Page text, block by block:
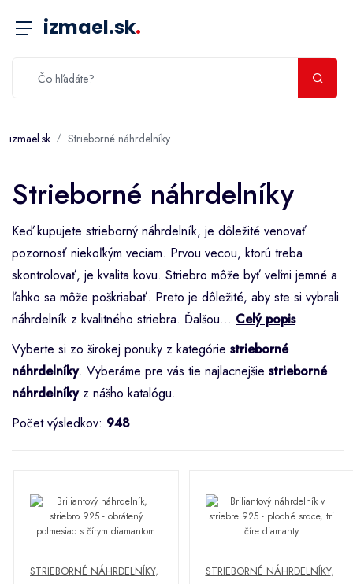
izmael.sk.
izmael.sk Strieborné náhrdelníky
Strieborné náhrdelníky
Keď kupujete strieborný náhrdelník, je dôležité venovať
pozornosť niekoľkým veciam. Prvou vecou, ktorú treba
skontrolovať, je kvalita kovu. Striebro môže byť veľmi jemné a
ľahko sa môže poškriabať. Preto je dôležité, aby ste si vybrali
náhrdelník z kvalitného striebra. Ďalšou... Celý popis
Vyberte si zo širokej ponuky z kategórie strieborné
náhrdelníky. Vyberáme pre vás tie najlacnejšie strieborné
náhrdelníkyz nášho katalógu.
Počet výsledkov: 948
STRIEBORNÉ NÁHRDELNÍKY, STRIEBORNÉ NÁHRDELNÍKY,